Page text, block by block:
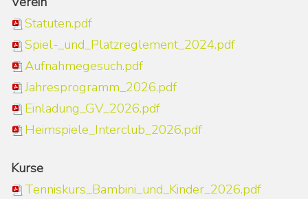
Statuten.pdf
Spiel-_und_Platzreglement_2024.pdf
Aufnahmegesuch.pdf
Jahresprogramm_2026.pdf
Einladung_GV_2026.pdf
Heimspiele_Interclub_2026.pdf
Kurse
Tenniskurs_Bambini_und_Kinder_2026.pdf